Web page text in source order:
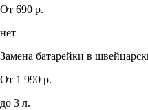
От 690 р.
нет
Замена батарейки в
От 1 990 р.
до 3 л.